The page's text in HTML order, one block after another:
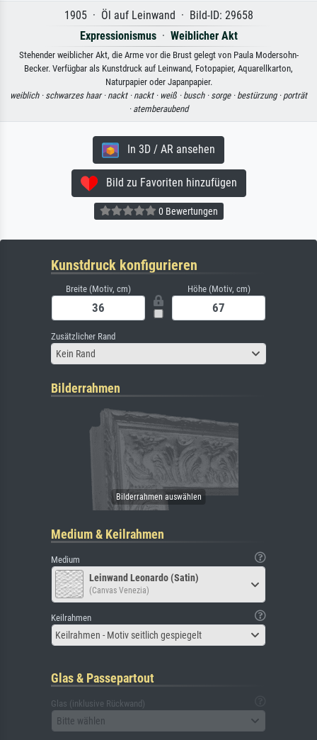
1905 · Öl auf Leinwand · Bild-ID: 29658
Expressionismus· Weiblicher Akt
Stehender weiblicher Akt, die Arme vor die Brust gelegt von Paula Modersohn-
Becker. Verfügbar als Kunstdruck auf Leinwand, Fotopapier, Aquarellkarton,
Naturpapier oder Japanpapier.
weiblich · schwarzes haar · nackt · nackt · weiß · busch · sorge · bestürzung · porträt
· atemberaubend
In 3D / AR ansehen
Bild zu Favoriten hinzufügen
0 Bewertungen
Kunstdruck konfigurieren
Breite (Motiv, cm) Höhe (Motiv, cm)
Zusätzlicher Rand
Kein Rand
Bilderrahmen
Medium & Keilrahmen
Medium
Leinwand Leonardo (Satin)
(Canvas Venezia)
Keilrahmen
Keilrahmen - Motiv seitlich gespiegelt
Glas & Passepartout
Glas (inklusive Rückwand)
Bitte wählen